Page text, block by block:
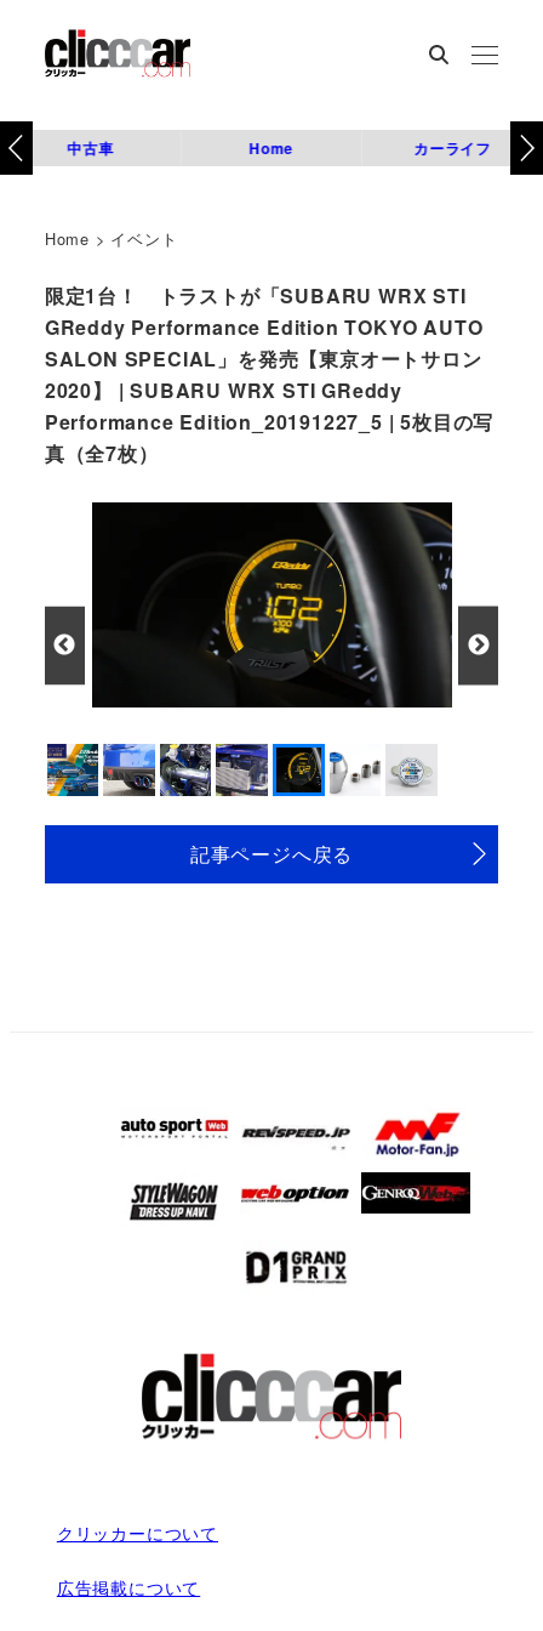
中古車 Home カーライフ
Home > イベント
限定1台！ トラストが「SUBARU WRX STI
GReddy Performance Edition TOKYO AUTO
SALON SPECIAL」を発売【東京オートサロン
2020】 | SUBARU WRX STI GReddy
Performance Edition_20191227_5 | 5枚目の写
真（全7枚）
記事ページへ戻る
クリッカーについて
広告掲載について